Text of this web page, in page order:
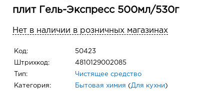
плит Гель-Экспресс 500мл/530г
Нет в наличии в розничных магазинах
Код: 50423
Штрихкод: 4810129002085
Тип: Чистящее средство
Категория: Бытовая химия ( Для кухни )